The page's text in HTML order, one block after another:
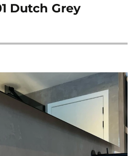
Dutch Grey